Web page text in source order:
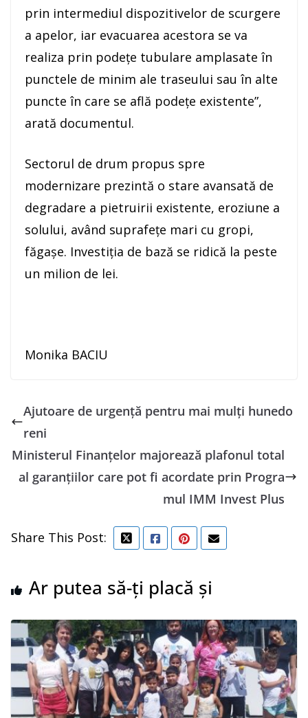
prin intermediul dispozitivelor de scurgere
a apelor, iar evacuarea acestora se va
realiza prin podețe tubulare amplasate în
punctele de minim ale traseului sau în alte
puncte în care se află podețe existente”,
arată documentul.
Sectorul de drum propus spre
modernizare prezintă o stare avansată de
degradare a pietruirii existente, eroziune a
solului, având suprafețe mari cu gropi,
făgașe. Investiția de bază se ridică la peste
un milion de lei.
Monika BACIU
Ajutoare de urgență pentru mai mulți hunedo
reni
Ministerul Finanţelor majorează plafonul total
al garanţiilor care pot fi acordate prin Progra
mul IMM Invest Plus
Share This Post:
Ar putea să-ți placă și